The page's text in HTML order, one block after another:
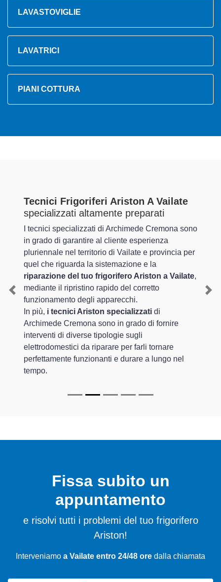
LAVASTOVIGLIE
LAVATRICI
PIANI COTTURA
Tecnici Frigoriferi Ariston A Vailate
specializzati altamente preparati
I tecnici specializzati di Archimede Cremona sono
in grado di garantire al cliente esperienza
pluriennale nel territorio di Vailate e provincia per
quel che riguarda la sistemazione e la
riparazione del tuo frigorifero Ariston a Vailate,
mediante il ripristino rapido del corretto
funzionamento degli apparecchi.
In più, i tecnici Ariston specializzati di
Archimede Cremona sono in grado di fornire
interventi di diverse tipologie sugli
elettrodomestici da riparare per farli tornare
perfettamente funzionanti e durare a lungo nel
tempo.
Previous
Fissa subito un
appuntamento
e risolvi tutti i problemi del tuo frigorifero
Ariston!
Interveniamo a Vailate entro 24/48 ore dalla chiamata